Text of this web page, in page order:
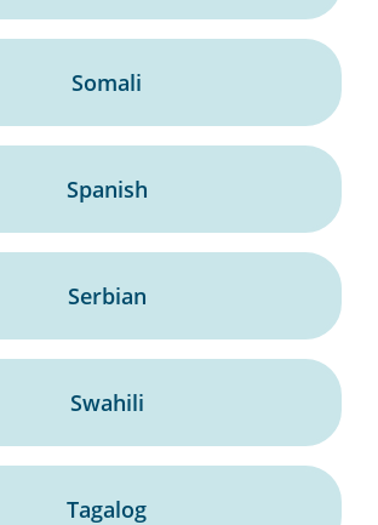
Somali
Spanish
Serbian
Swahili
Tagalog